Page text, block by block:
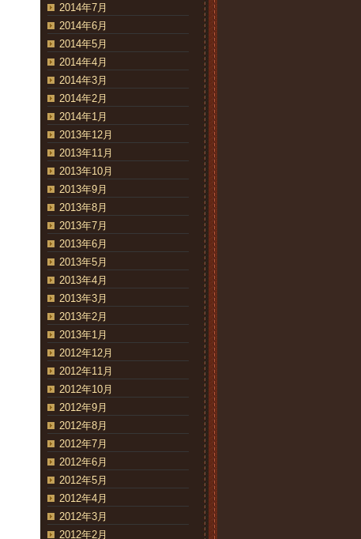
2014年7月
2014年6月
2014年5月
2014年4月
2014年3月
2014年2月
2014年1月
2013年12月
2013年11月
2013年10月
2013年9月
2013年8月
2013年7月
2013年6月
2013年5月
2013年4月
2013年3月
2013年2月
2013年1月
2012年12月
2012年11月
2012年10月
2012年9月
2012年8月
2012年7月
2012年6月
2012年5月
2012年4月
2012年3月
2012年2月